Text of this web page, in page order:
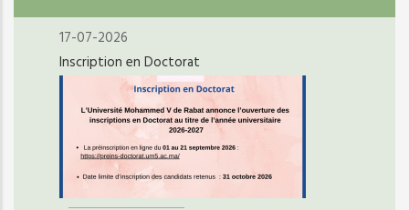
17-07-2026
Inscription en Doctorat